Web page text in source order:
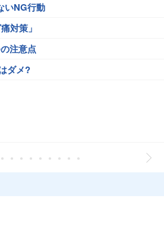
いNG行動
対策」
注意点
ダメ?